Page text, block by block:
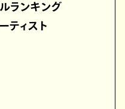
ランキング
ティスト